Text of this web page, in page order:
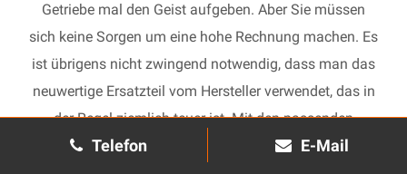
Telefon E-Mail
Getriebe mal den Geist aufgeben. Aber Sie müssen
sich keine Sorgen um eine hohe Rechnung machen. Es
ist übrigens nicht zwingend notwendig, dass man das
neuwertige Ersatzteil vom Hersteller verwendet, das in
der Regel ziemlich teuer ist. Mit den passenden
Ersatzteilen kann jedes gebrauchte Getriebe schnell